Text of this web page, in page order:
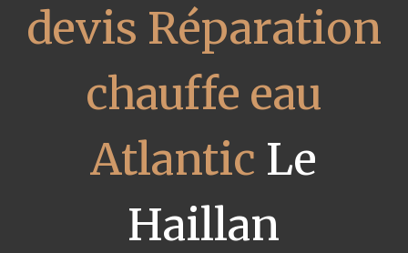
devis Réparation
chauffe eau
Atlantic Le
Haillan